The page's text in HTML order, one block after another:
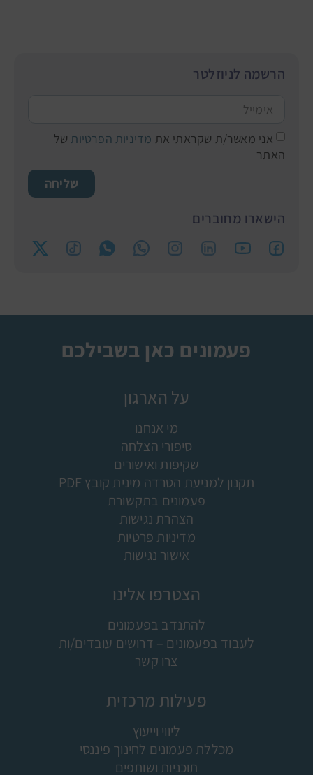
הרשמה לניוזלטר
אני מאשר/ת שקראתי את מדיניות הפרטיות של
האתר
שליחה
הישארו מחוברים
פעמונים כאן בשבילכם
על הארגון
מי אנחנו
סיפורי הצלחה
שקיפות ואישורים
תקנון למניעת הטרדה מינית קובץ PDF
פעמונים בתקשורת
הצהרת נגישות
מדיניות פרטיות
אישור נגישות
הצטרפו אלינו
להתנדב בפעמונים
לעבוד בפעמונים – דרושים עובדים/ות
צרו קשר
פעילות מרכזית
ליווי וייעוץ
מכללת פעמונים לחינוך פיננסי
תוכניות ושותפים